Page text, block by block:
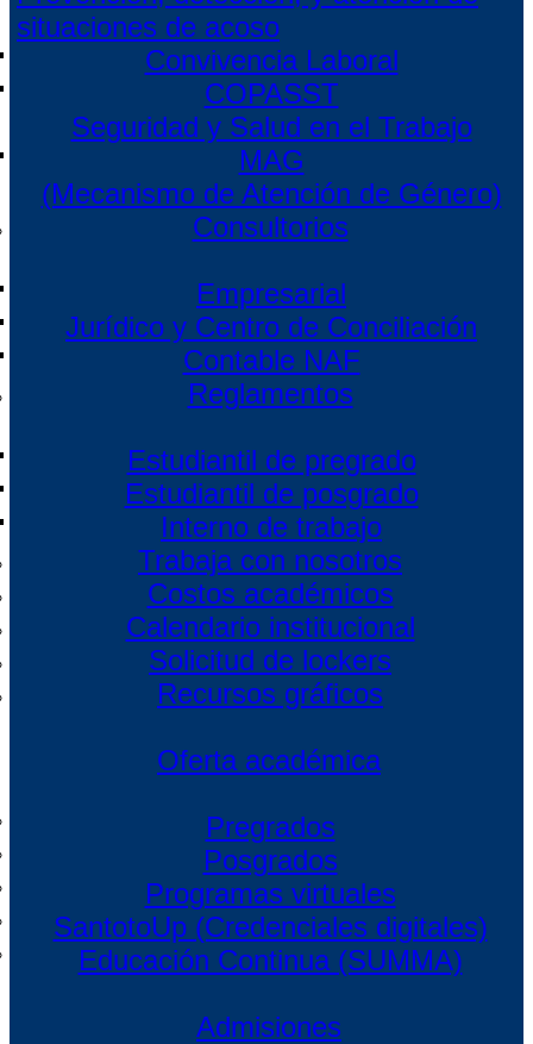
situaciones de acoso
Convivencia Laboral
COPASST
Seguridad y Salud en el Trabajo
MAG
(Mecanismo de Atención de Género)
Consultorios
Empresarial
Jurídico y Centro de Conciliación
Contable NAF
Reglamentos
Estudiantil de pregrado
Estudiantil de posgrado
Interno de trabajo
Trabaja con nosotros
Costos académicos
Calendario institucional
Solicitud de lockers
Recursos gráficos
Oferta académica
Pregrados
Posgrados
Programas virtuales
SantotoUp (Credenciales digitales)
Educación Continua (SUMMA)
Admisiones